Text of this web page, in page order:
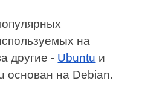
на
другие - Ubuntu и
основан на Debian.